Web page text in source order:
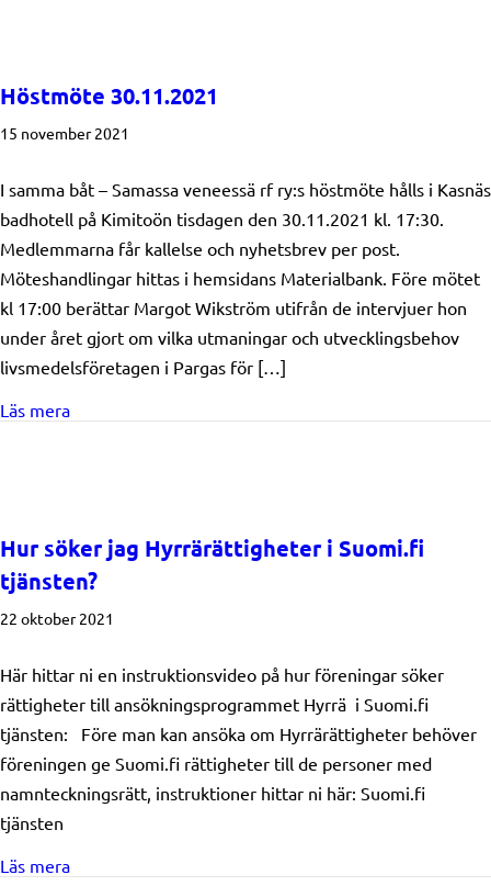
Höstmöte 30.11.2021
15 november 2021
I samma båt – Samassa veneessä rf ry:s höstmöte hålls i Kasnäs
badhotell på Kimitoön tisdagen den 30.11.2021 kl. 17:30.
Medlemmarna får kallelse och nyhetsbrev per post.
Möteshandlingar hittas i hemsidans Materialbank. Före mötet
kl 17:00 berättar Margot Wikström utifrån de intervjuer hon
under året gjort om vilka utmaningar och utvecklingsbehov
livsmedelsföretagen i Pargas för […]
Läs meraabout Höstmöte 30.11.2021
Hur söker jag Hyrrärättigheter i Suomi.fi
tjänsten?
22 oktober 2021
Här hittar ni en instruktionsvideo på hur föreningar söker
rättigheter till ansökningsprogrammet Hyrrä i Suomi.fi
tjänsten: Före man kan ansöka om Hyrrärättigheter behöver
föreningen ge Suomi.fi rättigheter till de personer med
namnteckningsrätt, instruktioner hittar ni här: Suomi.fi
tjänsten
Läs meraabout Hur söker jag Hyrrärättigheter i Suomi.fi